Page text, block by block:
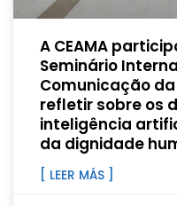
A CEAMA
Seminário
Comunicação
refletir sobre os
inteligência
da dignidade
[ LEER MÁS ]